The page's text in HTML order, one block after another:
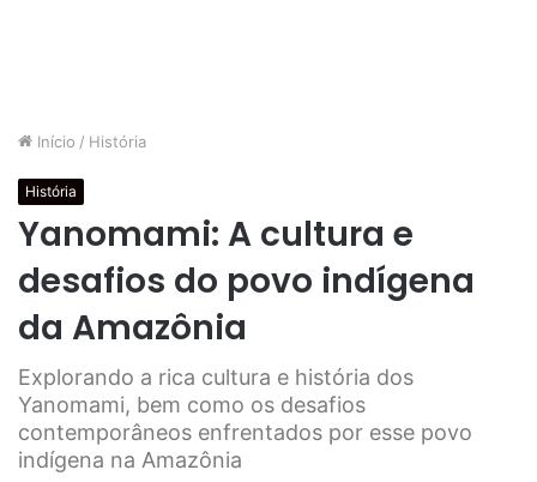
Início / História
História
Yanomami: A cultura e
desafios do povo indígena
da Amazônia
Explorando a rica cultura e história dos
Yanomami, bem como os desafios
contemporâneos enfrentados por esse povo
indígena na Amazônia